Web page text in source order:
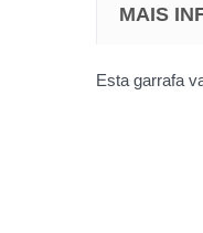
MAIS
Esta garrafa